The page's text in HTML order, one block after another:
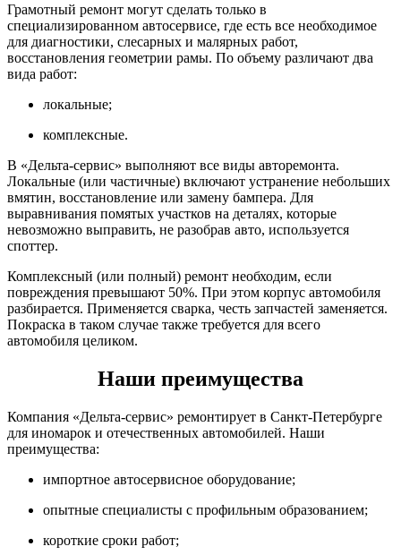
Грамотный ремонт могут сделать только в
специализированном автосервисе, где есть все необходимое
для диагностики, слесарных и малярных работ,
восстановления геометрии рамы. По объему различают два
вида работ:
локальные;
комплексные.
В «Дельта-сервис» выполняют все виды авторемонта.
Локальные (или частичные) включают устранение небольших
вмятин, восстановление или замену бампера. Для
выравнивания помятых участков на деталях, которые
невозможно выправить, не разобрав авто, используется
споттер.
Комплексный (или полный) ремонт необходим, если
повреждения превышают 50%. При этом корпус автомобиля
разбирается. Применяется сварка, честь запчастей заменяется.
Покраска в таком случае также требуется для всего
автомобиля целиком.
Наши преимущества
Компания «Дельта-сервис» ремонтирует в Санкт-Петербурге
для иномарок и отечественных автомобилей. Наши
преимущества:
импортное автосервисное оборудование;
опытные специалисты с профильным образованием;
короткие сроки работ;